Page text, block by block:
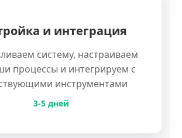
и интеграция
систему, настраиваем
процессы и интегрируем с
инструментами
3-5 дней